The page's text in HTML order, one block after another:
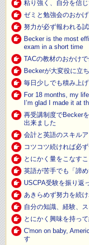
粘り強く、自分を信
ゼミと勉強会のおか
努力が必ず報われる
Becker is the most
exam in a short time
TACの教材のおかけで
Beckerが大変役に立
毎日少しでも積み上
For 18 months, my
I’m glad I made it at
再受講制度でBecker
出来ました
会計と英語のスキル
コツコツ続ければ必ず
とにかく量をこなす
英語が苦手でも「諦
USCPA受験を振り返
あきらめず努力を続
自分の知識、経験、
とにかく興味を持っ
C'mon on baby,
す